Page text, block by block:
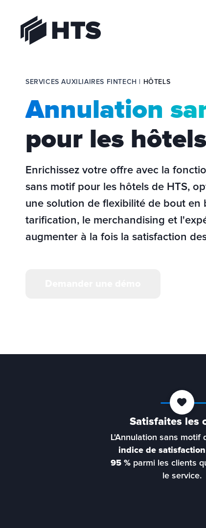
SERVICES AUXILIAIRES FINTECH | HÔTELS
Annulation
pour les hôtels
Enrichissez votre offre avec la
sans motif pour les hôtels de HTS,
une solution de flexibilité de bout en
tarification, le merchandising et
augmenter à la fois la satisfaction
Satisfaites les
indice de
95 % parmi les clients
le service.